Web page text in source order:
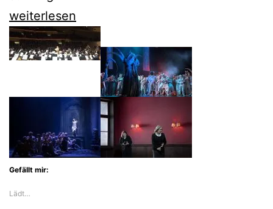
„Die
Meistersinger
von
in
Staatsoper
weiterlesen
Gefällt mir:
Lädt…